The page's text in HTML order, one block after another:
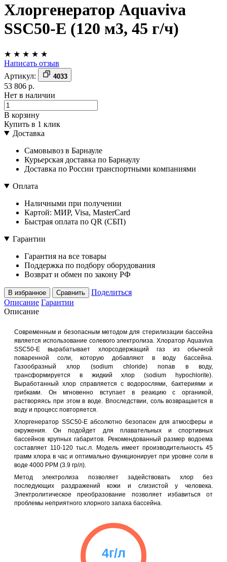
Хлоргенератор Aquaviva
SSC50-E (120 м3, 45 г/ч)
★ ★ ★ ★ ★
Написать отзыв
Артикул:
4033
53 806 р.
Нет в наличии
В корзину
Купить в 1 клик
Доставка
Самовывоз в Барнауле
Курьерская доставка по Барнаулу
Доставка по России транспортными компаниями
Оплата
Наличными при получении
Картой: МИР, Visa, MasterCard
Быстрая оплата по QR (СБП)
Гарантии
Гарантия на все товары
Поддержка по подбору оборудования
Возврат и обмен по закону РФ
В избранное Сравнить
Поделиться
Описание Гарантии
Описание
Современным и безопасным методом для стерилизации бассейна
является использование солевого электролиза. Хлоратор Aquaviva
SSC50-E вырабатывает хлорсодержащий газ из обычной
поваренной соли, которую добавляют в воду бассейна.
Газообразный хлор (sodium chloride) попав в воду,
трансформируется в жидкий хлор (sodium hypochlorite).
Выработанный хлор справляется с водорослями, бактериями и
грибками. Он мгновенно вступает в реакцию с органикой,
растворяясь при этом в воде. Впоследствии, соль возвращается в
воду и процесс повторяется.
Хлоргенератор SSC50-E абсолютно безопасен для атмосферы и
окружения. Он подойдет для плавательных и спортивных
бассейнов крупных габаритов. Рекомендованный размер водоема
составляет 110-120 тыс.л. Модель имеет производительность 45
грамм хлора в час и оптимально функционирует при уровне соли в
воде 4000 PPM (3.9 гр/л).
Метод электролиза позволяет задействовать хлор без
последующих раздражений кожи и слизистой у человека.
Электролитическое преобразование позволяет избавиться от
проблемы неприятного хлорного запаха бассейна.
4г/л